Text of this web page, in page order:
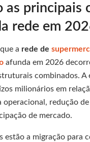
as principais
rede em
a rede de
afunda em 2026
combinados. A
milionários em
redução de
de mercado.
estão a migração para